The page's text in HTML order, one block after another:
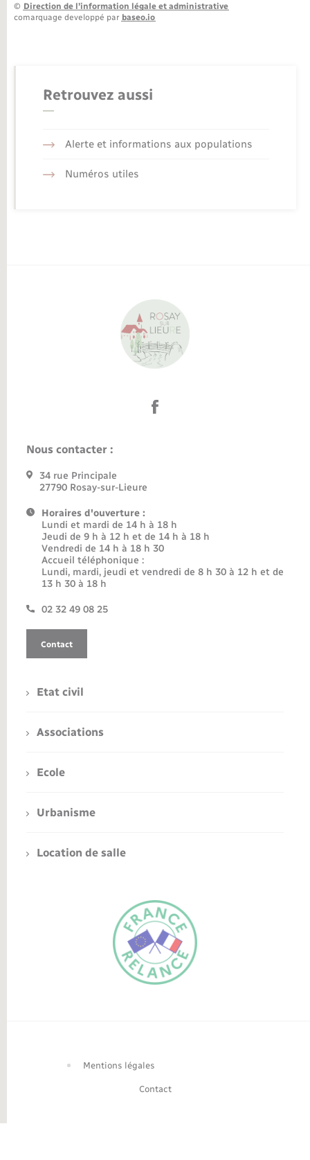
© Direction de l’information légale et administrative
comarquage developpé par baseo.io
Retrouvez aussi
Alerte et informations aux populations
Numéros utiles
Nous contacter :
34 rue Principale
27790 Rosay-sur-Lieure
Horaires d'ouverture :
Lundi et mardi de 14 h à 18 h
Jeudi de 9 h à 12 h et de 14 h à 18 h
Vendredi de 14 h à 18 h 30
Accueil téléphonique :
Lundi, mardi, jeudi et vendredi de 8 h 30 à 12 h et de
13 h 30 à 18 h
02 32 49 08 25
Contact
Etat civil
Associations
Ecole
Urbanisme
Location de salle
Mentions légales
Contact